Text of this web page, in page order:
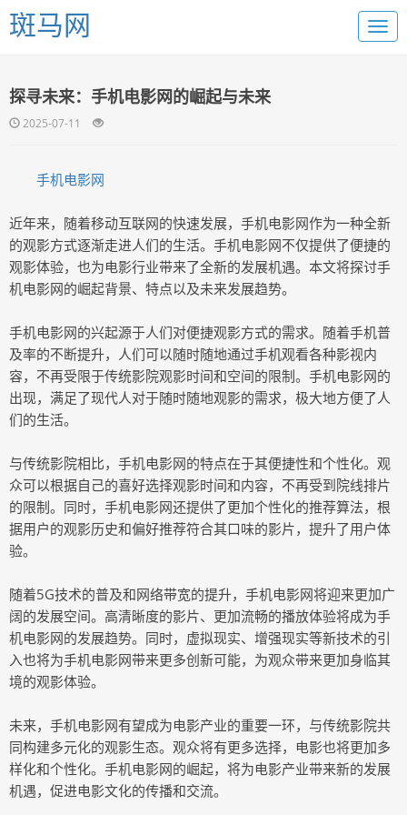
斑马网
探寻未来：手机电影网的崛起与未来
2025-07-11
手机电影网
近年来，随着移动互联网的快速发展，手机电影网作为一种全新
的观影方式逐渐走进人们的生活。手机电影网不仅提供了便捷的
观影体验，也为电影行业带来了全新的发展机遇。本文将探讨手
机电影网的崛起背景、特点以及未来发展趋势。
手机电影网的兴起源于人们对便捷观影方式的需求。随着手机普
及率的不断提升，人们可以随时随地通过手机观看各种影视内
容，不再受限于传统影院观影时间和空间的限制。手机电影网的
出现，满足了现代人对于随时随地观影的需求，极大地方便了人
们的生活。
与传统影院相比，手机电影网的特点在于其便捷性和个性化。观
众可以根据自己的喜好选择观影时间和内容，不再受到院线排片
的限制。同时，手机电影网还提供了更加个性化的推荐算法，根
据用户的观影历史和偏好推荐符合其口味的影片，提升了用户体
验。
随着5G技术的普及和网络带宽的提升，手机电影网将迎来更加广
阔的发展空间。高清晰度的影片、更加流畅的播放体验将成为手
机电影网的发展趋势。同时，虚拟现实、增强现实等新技术的引
入也将为手机电影网带来更多创新可能，为观众带来更加身临其
境的观影体验。
未来，手机电影网有望成为电影产业的重要一环，与传统影院共
同构建多元化的观影生态。观众将有更多选择，电影也将更加多
样化和个性化。手机电影网的崛起，将为电影产业带来新的发展
机遇，促进电影文化的传播和交流。